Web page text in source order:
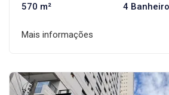
570 m² 4
Mais informações